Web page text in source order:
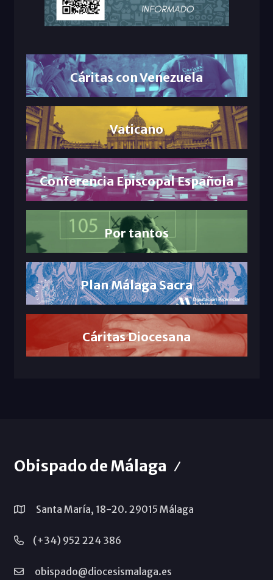
Cáritas con Venezuela
Vaticano
Conferencia Episcopal Española
Por tantos
Plan Málaga Sacra
Cáritas Diocesana
Obispado de Málaga
Santa María, 18-20. 29015 Málaga
(+34) 952 224 386
obispado@diocesismalaga.es